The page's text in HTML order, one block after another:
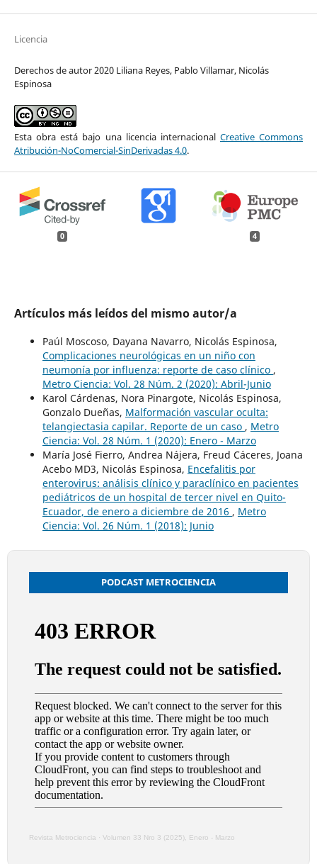
Licencia
Derechos de autor 2020 Liliana Reyes, Pablo Villamar, Nicolás
Espinosa
Esta obra está bajo una licencia internacional Creative Commons
Atribución-NoComercial-SinDerivadas 4.0.
0 4
Artículos más leídos del mismo autor/a
Paúl Moscoso, Dayana Navarro, Nicolás Espinosa,
Complicaciones neurológicas en un niño con
neumonía por influenza: reporte de caso clínico ,
Metro Ciencia: Vol. 28 Núm. 2 (2020): Abril-Junio
Karol Cárdenas, Nora Pinargote, Nicolás Espinosa,
Gonzalo Dueñas, Malformación vascular oculta:
telangiectasia capilar. Reporte de un caso , Metro
Ciencia: Vol. 28 Núm. 1 (2020): Enero - Marzo
María José Fierro, Andrea Nájera, Freud Cáceres, Joana
Acebo MD3, Nicolás Espinosa, Encefalitis por
enterovirus: análisis clínico y paraclínico en pacientes
pediátricos de un hospital de tercer nivel en Quito-
Ecuador, de enero a diciembre de 2016 , Metro
Ciencia: Vol. 26 Núm. 1 (2018): Junio
PODCAST METROCIENCIA
Revista Metrociencia · Volumen 33 Nro 3 (2025), Enero - Marzo